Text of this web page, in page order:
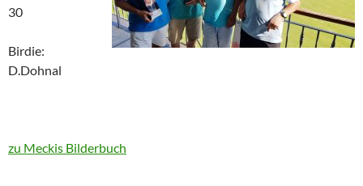
30
Birdie:
D.Dohnal
zu Meckis Bilderbuch